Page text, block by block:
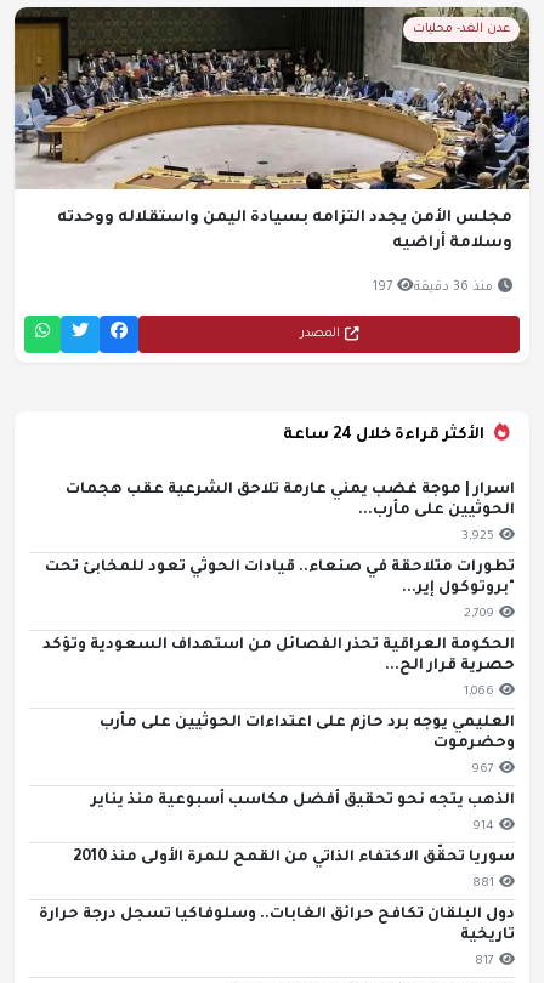
عدن الغد- محليات
مجلس الأمن يجدد التزامه بسيادة اليمن واستقلاله ووحدته
وسلامة أراضيه
منذ 36 دقيقة 197
المصدر
الأكثر قراءة خلال 24 ساعة
اسرار | موجة غضب يمني عارمة تلاحق الشرعية عقب هجمات
الحوثيين على مأرب...
3,925
تطورات متلاحقة في صنعاء.. قيادات الحوثي تعود للمخابئ تحت
"بروتوكول إير...
2,709
الحكومة العراقية تحذر الفصائل من استهداف السعودية وتؤكد
حصرية قرار الح...
1,066
العليمي يوجه برد حازم على اعتداءات الحوثيين على مأرب
وحضرموت
967
الذهب يتجه نحو تحقيق أفضل مكاسب أسبوعية منذ يناير
914
سوريا تحقّق الاكتفاء الذاتي من القمح للمرة الأولى منذ 2010
881
دول البلقان تكافح حرائق الغابات.. وسلوفاكيا تسجل درجة حرارة
تاريخية
817